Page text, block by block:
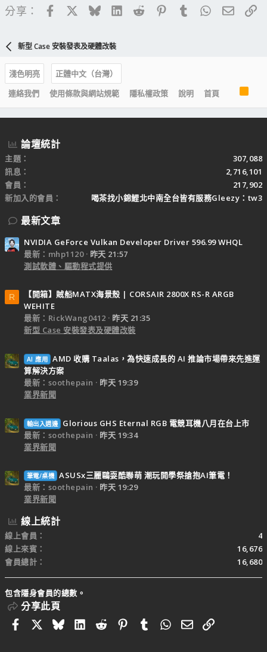
分享： FacebookBlueskyLinkedIn
Reddit PinterestTumblrWhatsApp
電子
新型 Case 安裝發表及硬體改裝
淺色明亮
正體中文（台灣）
連絡我們
使用條款與網站規範 隱私權政策 說明 首頁
S
論壇統計
主題
307,088
訊息
2,716,101
會員
217,902
新加入的會員
喝茶找小錦鯉北中南全台皆有服務Gleezy：tw3
最新文章
NVIDIA GeForce Vulkan Developer Driver 596.99 WHQL
最新：mhp1120
昨天 21:57
測試軟體、驅動程式提供
R
【開箱】賊船MATX海景殼 | CORSAIR 2800X RS-R ARGB
WEHITE
最新：RickWang0412
昨天 21:35
新型 Case 安裝發表及硬體改裝
AI 應用 AMD 收購 Taalas，為快速成長的 AI 推論市場帶來先進運
算解決方案
最新：soothepain
昨天 19:39
業界新聞
輸出入週邊
Glorious GHS Eternal RGB 電競耳機八月在台上市
最新：soothepain
昨天 19:34
業界新聞
筆電/桌機 ASUSx三麗鷗耍酷聯萌 潮玩開學祭搶抱AI筆電！
最新：soothepain
昨天 19:29
業界新聞
線上統計
線上會員
4
線上來賓
16,676
會員總計
16,680
包含隱身會員的總數。
分享此頁
FacebookBlueskyLinkedIn
RedditPinterestTumblrWhatsApp
電子郵件
連結